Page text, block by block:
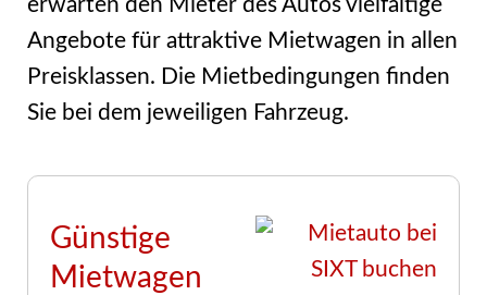
Angebote für attraktive Mietwagen in allen
Preisklassen. Die Mietbedingungen finden
Sie bei dem jeweiligen Fahrzeug.
Günstige
Mietwagen